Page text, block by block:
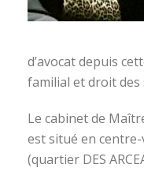
d’avocat depuis
familial et droit des
Le cabinet de
est situé en centre-
(quartier DES